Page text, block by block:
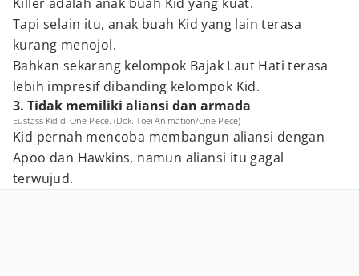
Tapi selain itu, anak buah Kid yang lain terasa
kurang menojol.
Bahkan sekarang kelompok Bajak Laut Hati terasa
lebih impresif dibanding kelompok Kid.
3. Tidak memiliki aliansi dan armada
Eustass Kid di One Piece. (Dok. Toei Animation/One Piece)
Kid pernah mencoba membangun aliansi dengan
Apoo dan Hawkins, namun aliansi itu gagal
terwujud.